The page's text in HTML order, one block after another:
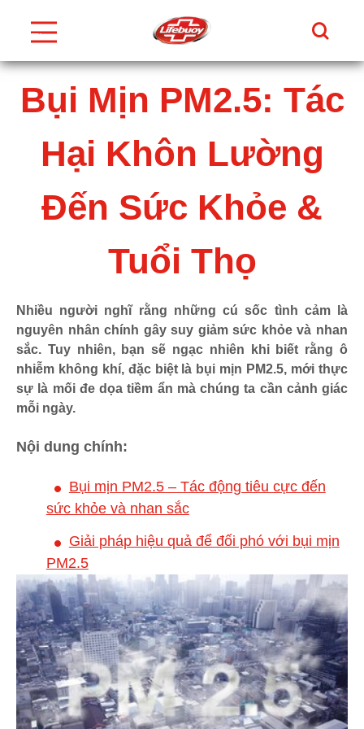
Skip to content
Tìm
Thực
Bụi Mịn PM2.5: Tác
Hại Khôn Lường
Đến Sức Khỏe &
Tuổi Thọ
Nhiều người nghĩ rằng những cú sốc tình cảm là
nguyên nhân chính gây suy giảm sức khỏe và nhan
sắc. Tuy nhiên, bạn sẽ ngạc nhiên khi biết rằng ô
nhiễm không khí, đặc biệt là bụi mịn PM2.5, mới thực
sự là mối đe dọa tiềm ẩn mà chúng ta cần cảnh giác
mỗi ngày.
Nội dung chính:
Bụi mịn PM2.5 – Tác động tiêu cực đến
sức khỏe và nhan sắc
Giải pháp hiệu quả để đối phó với bụi mịn
PM2.5